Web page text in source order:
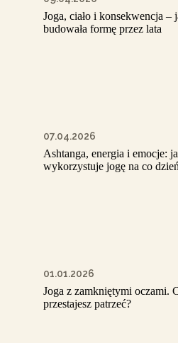
Joga, ciało i konsekwencja –
budowała formę przez lata
07.04.2026
Ashtanga, energia i emocje:
wykorzystuje jogę na co dzień
01.01.2026
Joga z zamkniętymi oczami.
przestajesz patrzeć?